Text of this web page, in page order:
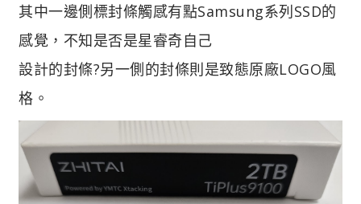
其中一邊側標封條觸感有點Samsung系列SSD的
感覺，不知是否是星睿奇自己
設計的封條?另一側的封條則是致態原廠LOGO風
格。